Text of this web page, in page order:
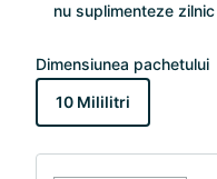
nu suplimenteze zilnic
Dimensiunea pachetului
10 Mililitri